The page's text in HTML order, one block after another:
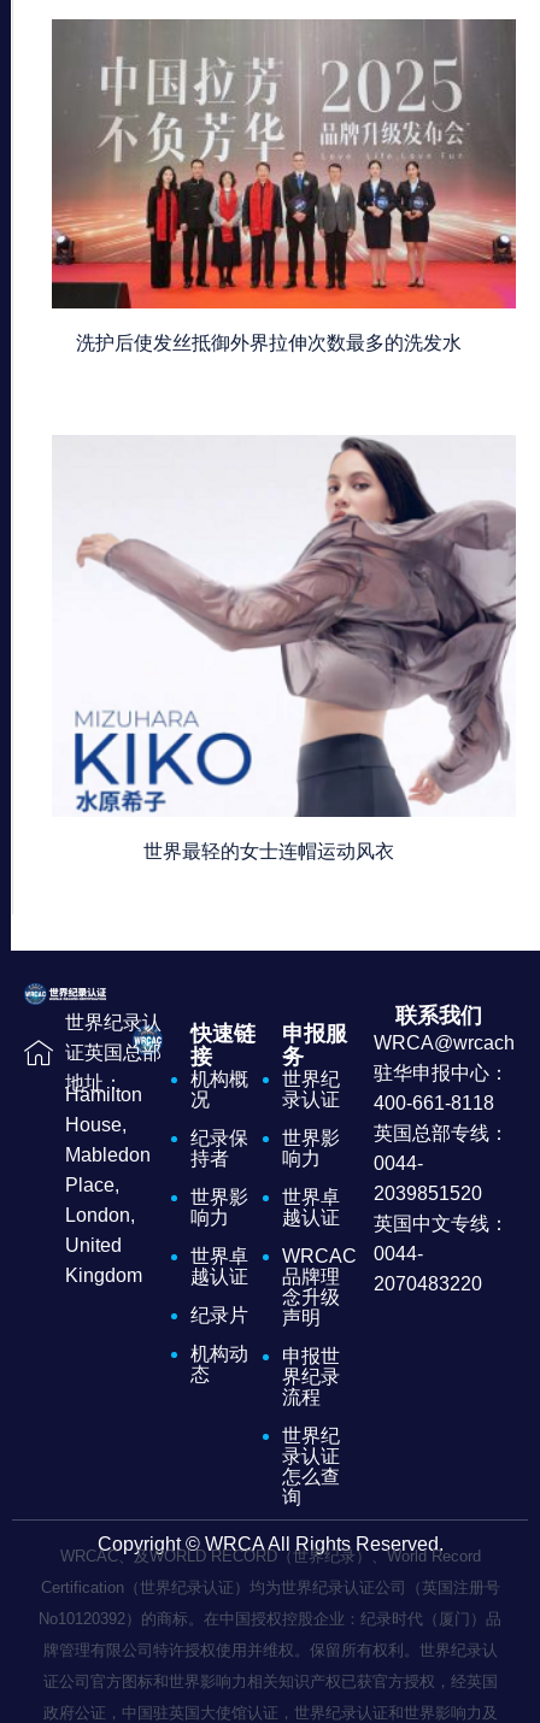
洗护后使发丝抵御外界拉伸次数最多的洗发水
世界最轻的女士连帽运动风衣
世界纪录认
证英国总部
地址：
Hamilton
House,
Mabledon
Place,
London,
United
Kingdom
快速链
接
机构概
况
纪录保
持者
世界影
响力
世界卓
越认证
纪录片
机构动
态
申报服
务
世界纪
录认证
世界影
响力
世界卓
越认证
WRCAC
品牌理
念升级
声明
申报世
界纪录
流程
世界纪
录认证
怎么查
询
联系我们
驻华申报中心：
400-661-8118
英国总部专线：
0044-
2039851520
英国中文专线：
0044-
2070483220
Copyright © WRCA All Rights Reserved.
WRCAC、及WORLD RECORD（世界纪录）、World Record
Certification（世界纪录认证）均为世界纪录认证公司（英国注册号
No10120392）的商标。在中国授权控股企业：纪录时代（厦门）品
牌管理有限公司特许授权使用并维权。保留所有权利。世界纪录认
证公司官方图标和世界影响力相关知识产权已获官方授权，经英国
政府公证，中国驻英国大使馆认证，世界纪录认证和世界影响力及